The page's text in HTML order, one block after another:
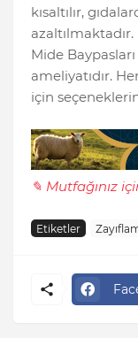
kısaltılır,
Mide
ameliyatıdır.
için
✎ Mutfağınız
Etiketler